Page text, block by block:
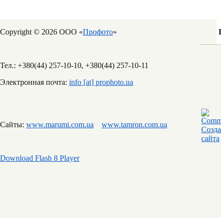
Copyright © 2026 ООО «Профото»
Тел.: +380(44) 257-10-10, +380(44) 257-10-11
Электронная почта: info [at] prophoto.ua
Сайты: www.marumi.com.ua www.tamron.com.ua
Download Flash 8 Player